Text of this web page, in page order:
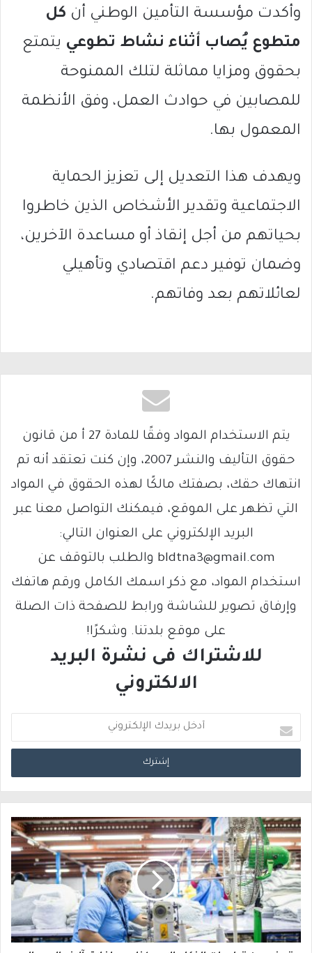
وأكدت مؤسسة التأمين الوطني أن كل
متطوع يُصاب أثناء نشاط تطوعي يتمتع
بحقوق ومزايا مماثلة لتلك الممنوحة
للمصابين في حوادث العمل، وفق الأنظمة
المعمول بها.
ويهدف هذا التعديل إلى تعزيز الحماية
الاجتماعية وتقدير الأشخاص الذين خاطروا
بحياتهم من أجل إنقاذ أو مساعدة الآخرين،
وضمان توفير دعم اقتصادي وتأهيلي
لعائلاتهم بعد وفاتهم.
يتم الاستخدام المواد وفقًا للمادة 27 أ من قانون
حقوق التأليف والنشر 2007، وإن كنت تعتقد أنه تم
انتهاك حقك، بصفتك مالكًا لهذه الحقوق في المواد
التي تظهر على الموقع، فيمكنك التواصل معنا عبر
البريد الإلكتروني على العنوان التالي:
bldtna3@gmail.com والطلب بالتوقف عن
استخدام المواد، مع ذكر اسمك الكامل ورقم هاتفك
وإرفاق تصوير للشاشة ورابط للصفحة ذات الصلة
على موقع بلدتنا. وشكرًا!
للاشتراك فى نشرة البريد
الالكتروني
د
خ
ب
ر
ي
د
ك
ا